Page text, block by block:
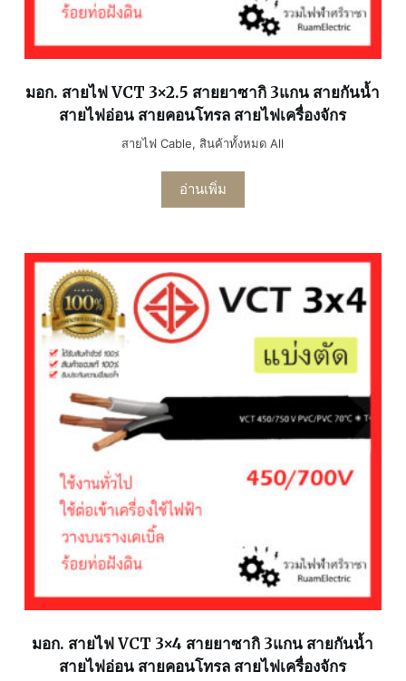
มอก. สายไฟ VCT 3×2.5 สายยาซากิ 3แกน สายกันน้ำ
สายไฟอ่อน สายคอนโทรล สายไฟเครื่องจักร
สายไฟ Cable, สินค้าทั้งหมด All
อ่านเพิ่ม
มอก. สายไฟ VCT 3×4 สายยาซากิ 3แกน สายกันน้ำ
สายไฟอ่อน สายคอนโทรล สายไฟเครื่องจักร